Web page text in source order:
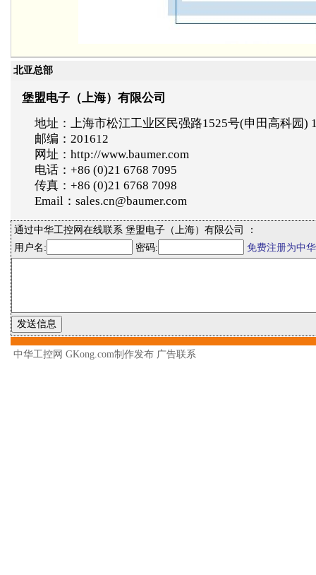
北亚总部
堡盟电子（上海）有限公司
地址：上海市松江工业区民强路1525号(申田高科园)
邮编：201612
网址：http://www.baumer.com
电话：+86 (0)21 6768 7095
传真：+86 (0)21 6768 7098
Email：sales.cn@baumer.com
通过中华工控网在线联系 堡盟电子（上海）有限公司 ：
用户名:
密码: 免费注册为中
中华工控网 GKong.com制作发布 广告联系